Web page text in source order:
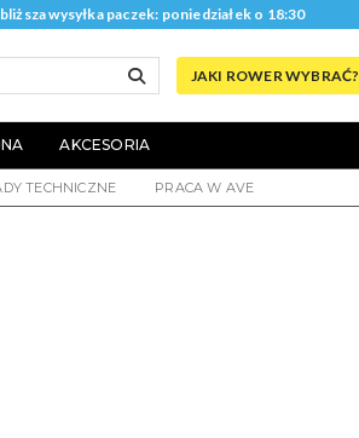
wysyłka paczek: poniedziałek o 18:30
JAKI ROWER WYBRAĆ?
AKCESORIA
TECHNICZNE PRACA W AVE